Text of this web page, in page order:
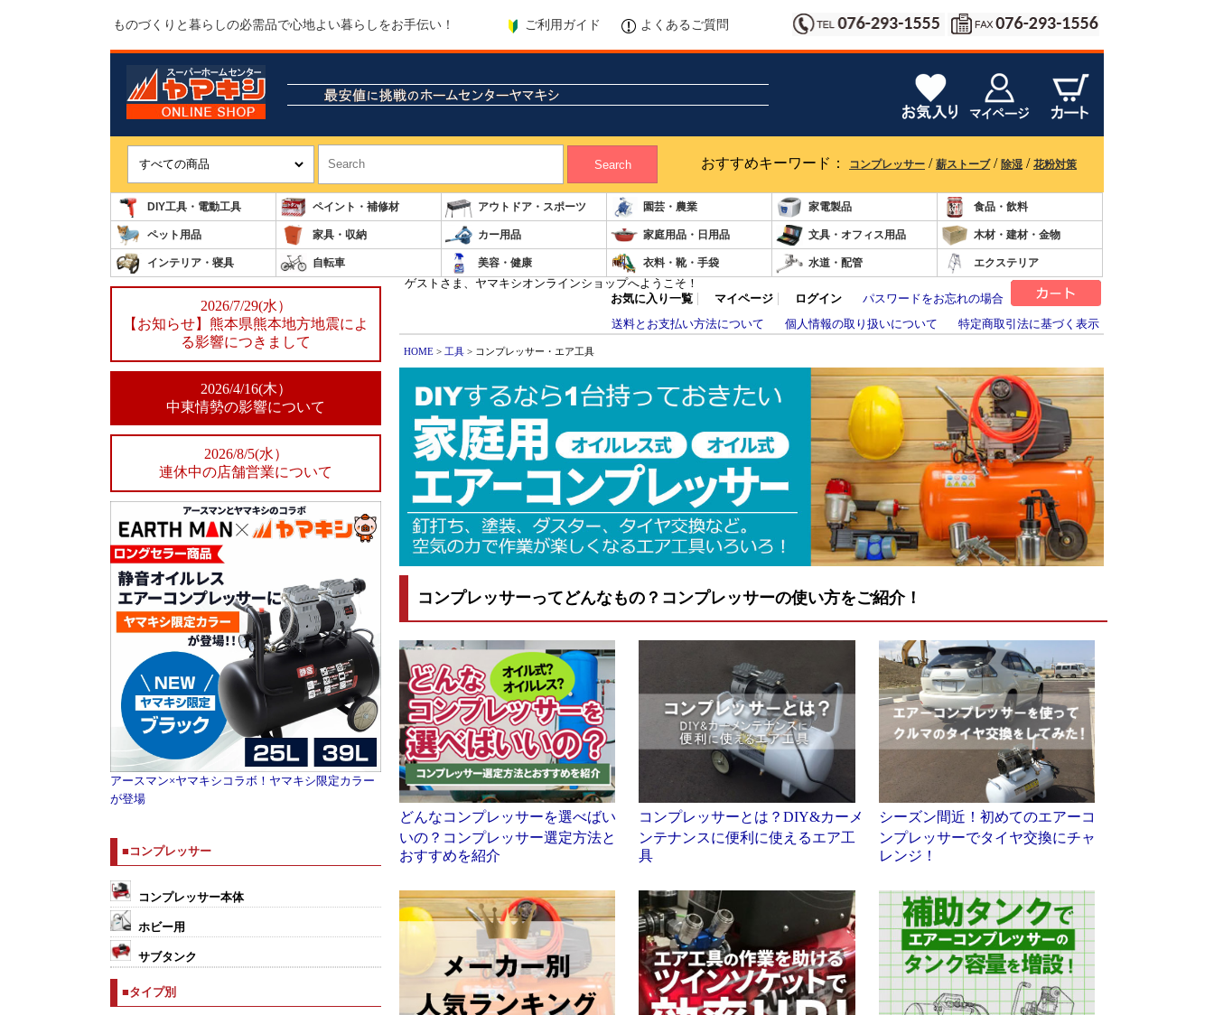
ものづくりと暮らしの必需品で心地よい暮らしをお手伝い！ ご利用ガイド よくあるご質問
Search おすすめキーワード： コンプレッサー / 薪ストーブ/ 除湿 / 花粉対策
DIY工具・電動工具 ペイント・補修材 アウトドア・スポーツ 園芸・農業 家電製品 食品・飲料
ペット用品 家具・収納 カー用品 家庭用品・日用品 文具・オフィス用品 木材・建材・金物
インテリア・寝具 自転車 美容・健康 衣料・靴・手袋 水道・配管 エクステリア
2026/7/29(水）
【お知らせ】熊本県熊本地方地震によ
る影響につきまして
2026/4/16(木）
中東情勢の影響について
2026/8/5(水）
連休中の店舗営業について
アースマン×ヤマキシコラボ！ヤマキシ限定カラー
が登場
■コンプレッサー
コンプレッサー本体
ホビー用
サブタンク
■タイプ別
ゲストさま、ヤマキシオンラインショップへようこそ！
お気に入り一覧
マイページ ログイン
パスワードをお忘れの場合
送料とお支払い方法について
個人情報の取り扱いについて 特定商取引法に基づく表示
HOME > 工具 > コンプレッサー・エア工具
コンプレッサーってどんなもの？コンプレッサーの使い方をご紹介！
どんなコンプレッサーを選べばい
いの？コンプレッサー選定方法と
おすすめを紹介
コンプレッサーとは？DIY&カーメ
ンテナンスに便利に使えるエア工
具
シーズン間近！初めてのエアーコ
ンプレッサーでタイヤ交換にチャ
レンジ！